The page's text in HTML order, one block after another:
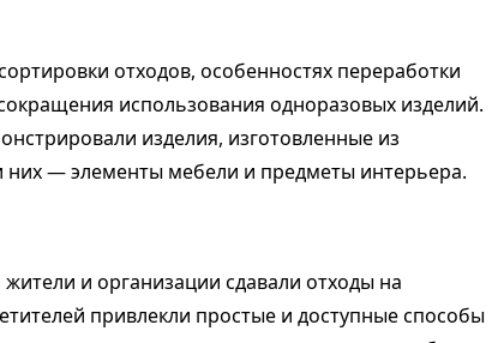
отходов, особенностях переработки
использования одноразовых изделий.
изделия, изготовленные из
них — элементы мебели и предметы интерьера.
и организации сдавали отходы на
привлекли простые и доступные способы